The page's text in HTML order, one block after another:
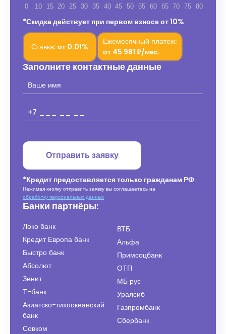
0 10 15 20 25 30 35 40 45 50 55 60 65 70 75 80
*Скидка действует при первом взносе от 10%
Ставка: от 0.01%
Ежемесячный платеж:
от 45 981 ₽/мес.
Заполните контактные данные
Отправить заявку
*Кредит предоставляется только гражданам РФ
Нажимая кнопку отправить заявку вы соглашаетесь на
обработку персональных данных
Банки партнёры:
Локо банк
Кредит Европа банк
Быстро банк
Абсолют
Зенит
Т-банк
Азиатско-тихоокеанский
банк
Совком
ВТБ
Альфа
Примсоцбанк
ОТП
МБ рус
Уралсиб
Газпромбанк
Сбербанк